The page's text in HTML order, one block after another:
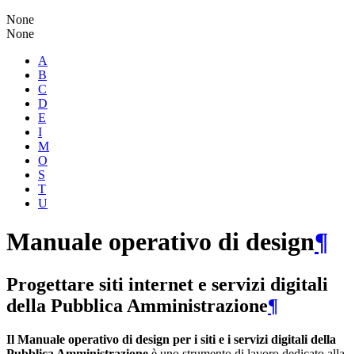
None
None
A
B
C
D
E
I
M
O
S
T
U
Manuale operativo di design¶
Progettare siti internet e servizi digitali
della Pubblica Amministrazione¶
Il Manuale operativo di design per i siti e i servizi digitali della